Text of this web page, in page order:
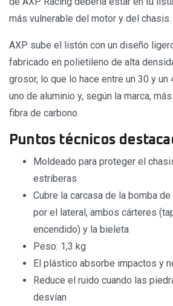
más vulnerable del motor y del chasis.
AXP sube el listón con un diseño
fabricado en polietileno de alta
grosor, lo que lo hace entre un 30 y un
uno de aluminio y, según la marca,
fibra de carbono.
Puntos técnicos
Moldeado para proteger el
estriberas
Cubre la carcasa de la bomba
por el lateral, ambos cárteres
encendido) y la bieleta
Peso: 1,3 kg
El plástico absorbe impactos y
Reduce el ruido cuando las
desvían